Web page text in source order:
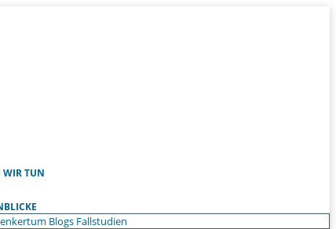
WIR TUN
Blogs Fallstudien